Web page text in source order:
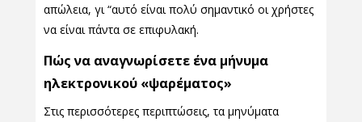
απώλεια, γι “αυτό είναι πολύ σημαντικό οι χρήστες
να είναι πάντα σε επιφυλακή.
Πώς να αναγνωρίσετε ένα μήνυμα
ηλεκτρονικού «ψαρέματος»
Στις περισσότερες περιπτώσεις, τα μηνύματα